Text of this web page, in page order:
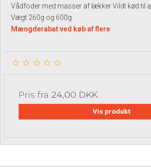
Vådfoder med masser af lækker Vildt kød til
Vægt 260g og 600g
Mængderabat ved køb af flere
Pris fra 24,00 DKK
Vis produkt